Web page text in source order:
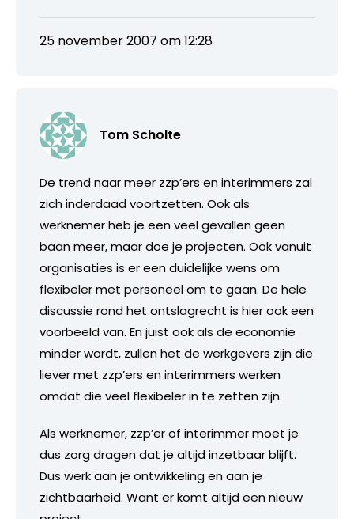
25 november 2007 om 12:28
Tom Scholte
De trend naar meer zzp’ers en interimmers zal
zich inderdaad voortzetten. Ook als
werknemer heb je een veel gevallen geen
baan meer, maar doe je projecten. Ook vanuit
organisaties is er een duidelijke wens om
flexibeler met personeel om te gaan. De hele
discussie rond het ontslagrecht is hier ook een
voorbeeld van. En juist ook als de economie
minder wordt, zullen het de werkgevers zijn die
liever met zzp’ers en interimmers werken
omdat die veel flexibeler in te zetten zijn.
Als werknemer, zzp’er of interimmer moet je
dus zorg dragen dat je altijd inzetbaar blijft.
Dus werk aan je ontwikkeling en aan je
zichtbaarheid. Want er komt altijd een nieuw